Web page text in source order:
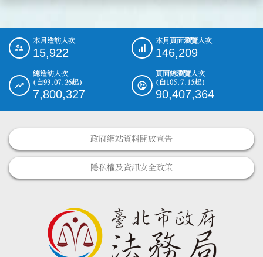
::: 本月造訪人次
15,922
本月頁面瀏覽人次
146,209
總造訪人次
(自93.07.26起)
7,800,327
頁面總瀏覽人次
(自105.7.15起)
90,407,364
政府網站資料開放宣告
隱私權及資訊安全政策